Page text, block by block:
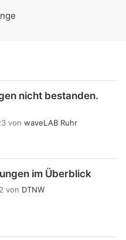
nicht bestanden.
von waveLAB Ruhr
im Überblick
von DTNW